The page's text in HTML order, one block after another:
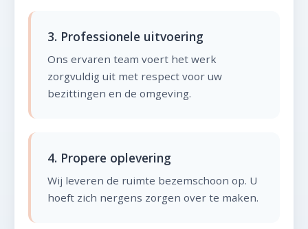
3. Professionele uitvoering
Ons ervaren team voert het werk
zorgvuldig uit met respect voor uw
bezittingen en de omgeving.
4. Propere oplevering
Wij leveren de ruimte bezemschoon op. U
hoeft zich nergens zorgen over te maken.